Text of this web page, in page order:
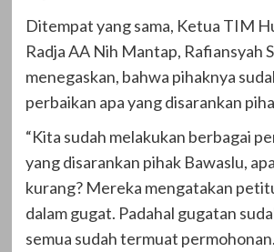
Ditempat yang sama, Ketua TIM
Radja AA Nih Mantap, Rafiansyah
menegaskan, bahwa pihaknya
perbaikan apa yang disarankan
“Kita sudah melakukan berbagai
yang disarankan pihak Bawaslu,
kurang? Mereka mengatakan
dalam gugat. Padahal gugatan
semua sudah termuat